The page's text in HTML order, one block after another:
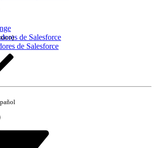
de Salesforce
de Salesforce